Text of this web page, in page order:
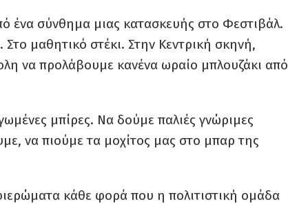
ένα σύνθημα μιας κατασκευής στο Φεστιβάλ.
μαθητικό στέκι. Στην Κεντρική σκηνή,
να προλάβουμε κανένα ωραίο μπλουζάκι από
μπίρες. Να δούμε παλιές γνώριμες
να πιούμε τα μοχίτος μας στο μπαρ της
κάθε φορά που η πολιτιστική ομάδα